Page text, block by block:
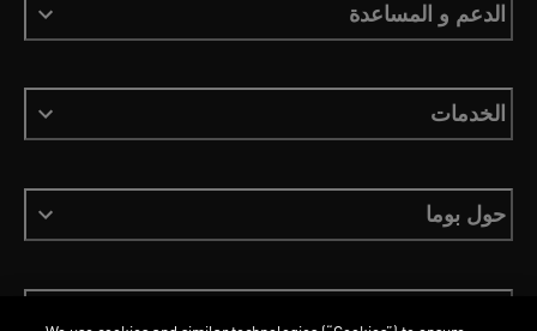
الدعم و المساعدة
الخدمات
حول بوما